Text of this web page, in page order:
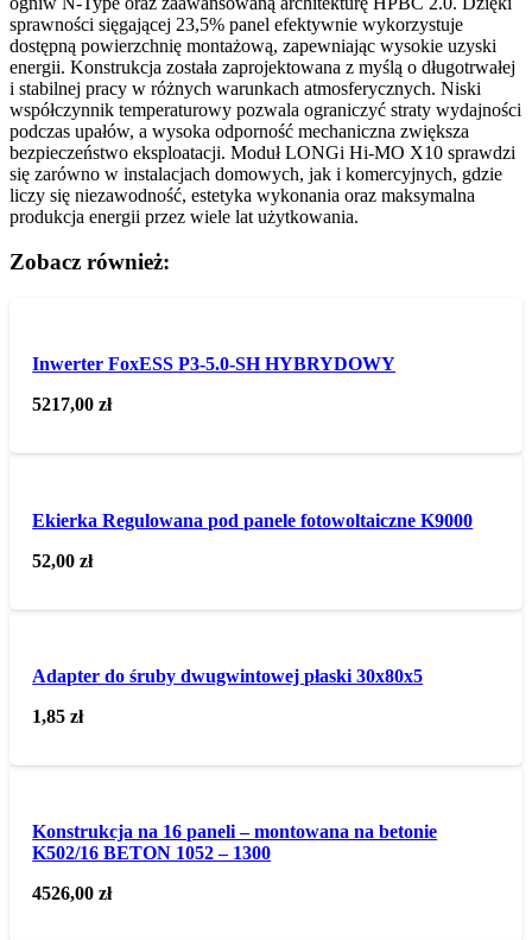
sprawności sięgającej 23,5% panel efektywnie wykorzystuje
dostępną powierzchnię montażową, zapewniając wysokie uzyski
energii. Konstrukcja została zaprojektowana z myślą o długotrwałej
i stabilnej pracy w różnych warunkach atmosferycznych. Niski
współczynnik temperaturowy pozwala ograniczyć straty wydajności
podczas upałów, a wysoka odporność mechaniczna zwiększa
bezpieczeństwo eksploatacji. Moduł LONGi Hi-MO X10 sprawdzi
się zarówno w instalacjach domowych, jak i komercyjnych, gdzie
liczy się niezawodność, estetyka wykonania oraz maksymalna
produkcja energii przez wiele lat użytkowania.
Zobacz również:
Inwerter FoxESS P3-5.0-SH HYBRYDOWY
5217,00zł
Ekierka Regulowana pod panele fotowoltaiczne K9000
52,00zł
Adapter do śruby dwugwintowej płaski 30x80x5
1,85zł
Konstrukcja na 16 paneli – montowana na betonie
K502/16 BETON 1052 – 1300
4526,00zł